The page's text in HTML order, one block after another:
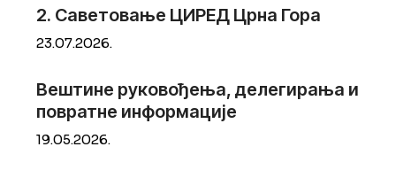
2. Саветовање ЦИРЕД Црна Гора
23.07.2026.
Вештине руковођења, делегирања и
повратне информације
19.05.2026.